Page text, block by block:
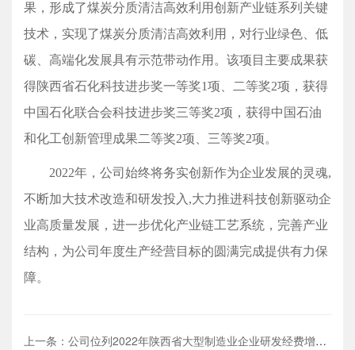
果，形成了煤炭分质清洁高效利用创新产业链系列关键
技术，实现了煤炭分质清洁高效利用，对行业绿色、低
碳、高端化发展具有示范带动作用。该项目主要成果获
得陕西省石化科技进步奖一等奖1项、二等奖2项，获得
中国石化联合会科技进步奖三等奖2项，获得中国石油
和化工创新管理成果二等奖2项、三等奖2项。
2022年，公司始终将务实创新作为企业发展的灵魂,
不断加大技术改造和研发投入,大力推进科技创新驱动企
业高质量发展，进一步优化产业链工艺系统，完善产业
结构，为公司年度生产经营目标的圆满完成提供有力保
障。
上一条：公司位列2022年陕西省大型制造业企业研发经费增量第一